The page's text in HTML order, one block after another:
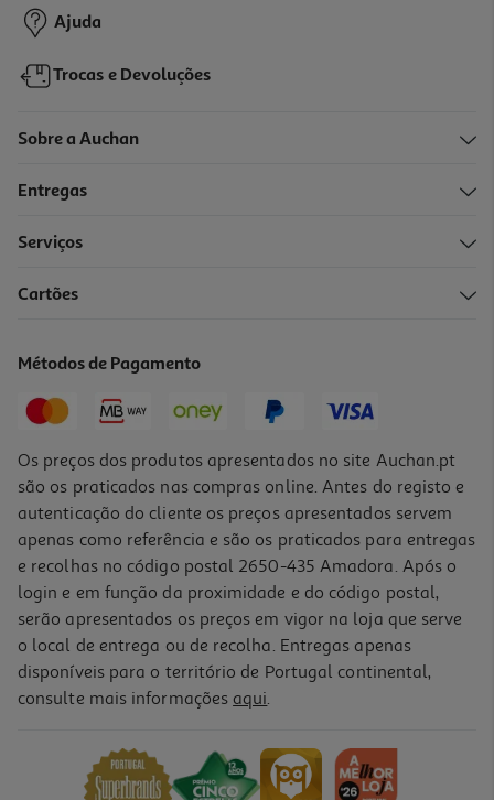
Carregador Qilive 600183067 Br 1 Usba-1 Usbc 65w
29,99 €
Ajuda
Trocas e Devoluções
Sobre a Auchan
Entregas
Serviços
Cartões
Métodos de Pagamento
Os preços dos produtos apresentados no site Auchan.pt
são os praticados nas compras online. Antes do registo e
autenticação do cliente os preços apresentados servem
apenas como referência e são os praticados para entregas
e recolhas no código postal 2650-435 Amadora. Após o
login e em função da proximidade e do código postal,
serão apresentados os preços em vigor na loja que serve
o local de entrega ou de recolha. Entregas apenas
disponíveis para o território de Portugal continental,
consulte mais informações aqui.